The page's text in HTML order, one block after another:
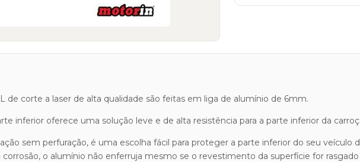
4.2
de corte a laser de alta qualidade são feitas em liga de alumínio de 6mm.
inferior oferece uma solução leve e de alta resistência para a parte inferior da
sem perfuração, é uma escolha fácil para proteger a parte inferior do seu veículo
o alumínio não enferruja mesmo se o revestimento da superfície for rasgado